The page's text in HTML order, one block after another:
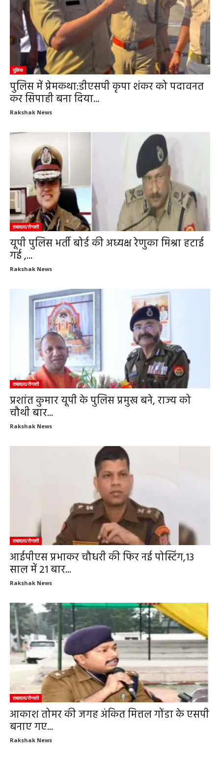
पुलिस
पुलिस में प्रेमकथा:डीएसपी कृपा शंकर को पदावनत
कर सिपाही बना दिया...
Rakshak News
तबादला/तैनाती
यूपी पुलिस भर्ती बोर्ड की अध्यक्ष रेणुका मिश्रा हटाई
गई ,...
Rakshak News
तबादला/तैनाती
प्रशांत कुमार यूपी के पुलिस प्रमुख बने, राज्य को
चौथी बार...
Rakshak News
तबादला/तैनाती
आईपीएस प्रभाकर चौधरी की फिर नई पोस्टिंग,13
साल में 21 बार...
Rakshak News
तबादला/तैनाती
आकाश तोमर की जगह अंकित मित्तल गोंडा के एसपी
बनाए गए...
Rakshak News